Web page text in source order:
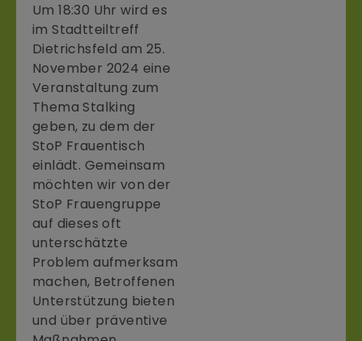
Um 18:30 Uhr wird es
im Stadtteiltreff
Dietrichsfeld am 25.
November 2024 eine
Veranstaltung zum
Thema Stalking
geben, zu dem der
StoP Frauentisch
einlädt. Gemeinsam
möchten wir von der
StoP Frauengruppe
auf dieses oft
unterschätzte
Problem aufmerksam
machen, Betroffenen
Unterstützung bieten
und über präventive